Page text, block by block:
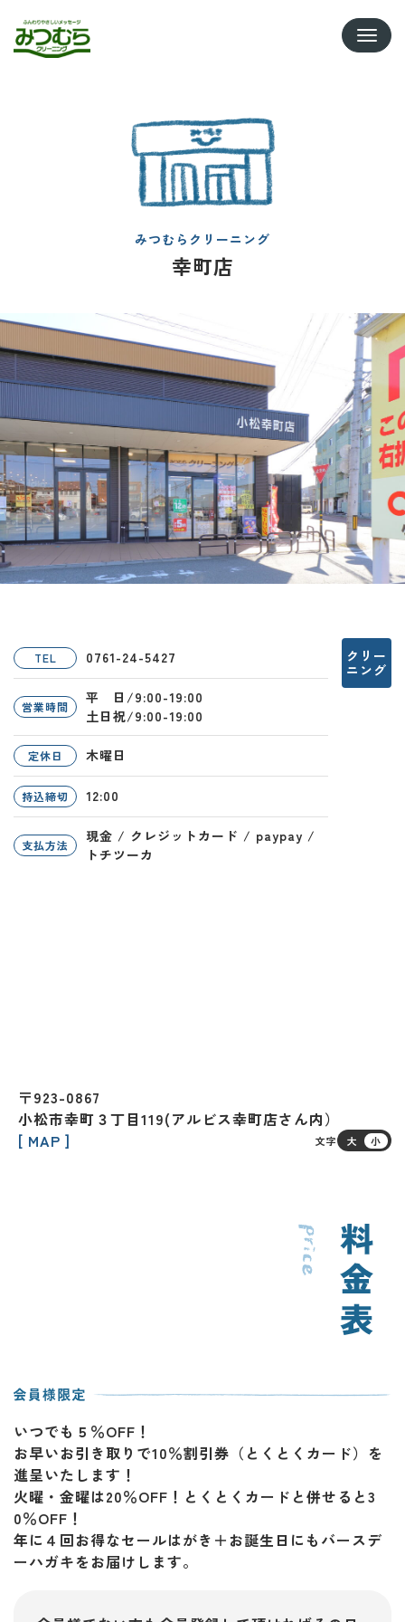
みつむらクリーニング
幸町店
TEL 0761-24-5427
営業時間
平 日/9:00-19:00
土日祝/9:00-19:00
定休日 木曜日
持込締切 12:00
支払方法
現金 / クレジットカード / paypay /
トチツーカ
クリー
ニング
〒923-0867
小松市幸町３丁目119(アルビス幸町店さん内）
[ MAP ]
文字 大 小
いつでも５％OFF！
お早いお引き取りで10％割引券（とくとくカード）を
進呈いたします！
火曜・金曜は20％OFF！とくとくカードと併せると3
0％OFF！
年に４回お得なセールはがき＋お誕生日にもバースデ
ーハガキをお届けします。